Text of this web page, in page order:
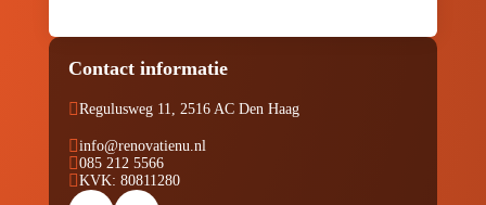
Contact informatie
Regulusweg 11, 2516 AC Den Haag
info@renovatienu.nl
085 212 5566
 KVK: 80811280